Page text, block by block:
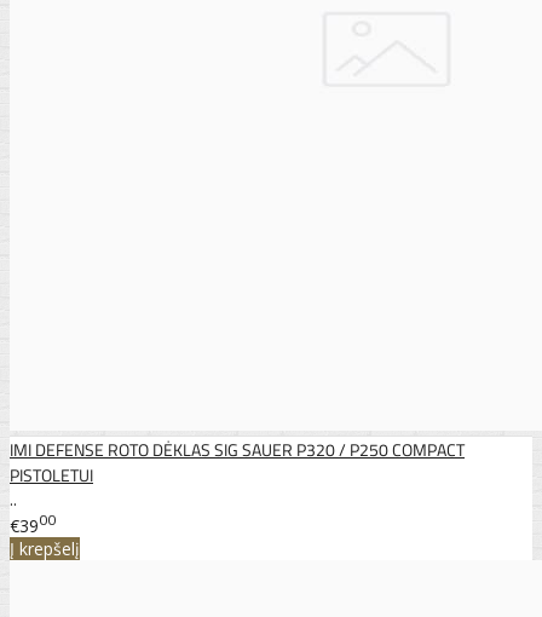
IMI DEFENSE ROTO DĖKLAS SIG SAUER P320 / P250 COMPACT
PISTOLETUI
..
€3900
Į krepšelį